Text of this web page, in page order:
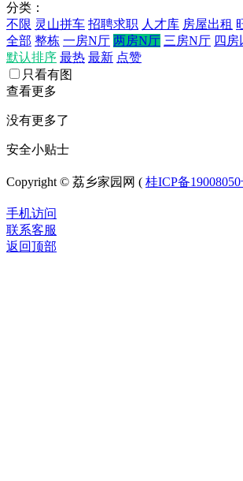
分类：
不限 灵山拼车 招聘求职 人才库 房屋出租
全部 整栋 一房N厅 两房N厅 三房N厅 四房
默认排序 最热 最新 点赞
只看有图
查看更多
没有更多了
安全小贴士
Copyright © 荔乡家园网 ( 桂ICP备19008050
手机访问
联系客服
返回顶部